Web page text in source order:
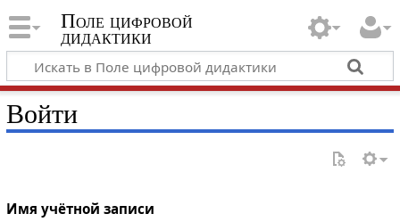
Поле цифровой
дидактики
Войти
Имя учётной записи